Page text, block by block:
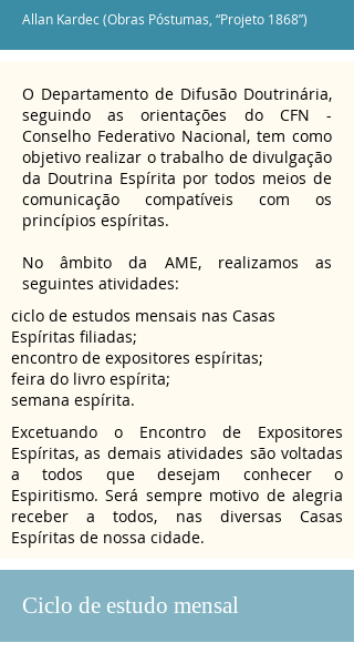
Allan Kardec (Obras Póstumas, “Projeto 1868”)
O Departamento de Difusão Doutrinária,
seguindo as orientações do CFN -
Conselho Federativo Nacional, tem como
objetivo realizar o trabalho de divulgação
da Doutrina Espírita por todos meios de
comunicação compatíveis com os
princípios espíritas.
No âmbito da AME, realizamos as
seguintes atividades:
ciclo de estudos mensais nas Casas
Espíritas filiadas;
encontro de expositores espíritas;
feira do livro espírita;
semana espírita.
Excetuando o Encontro de Expositores
Espíritas, as demais atividades são voltadas
a todos que desejam conhecer o
Espiritismo. Será sempre motivo de alegria
receber a todos, nas diversas Casas
Espíritas de nossa cidade.
Ciclo de estudo mensal